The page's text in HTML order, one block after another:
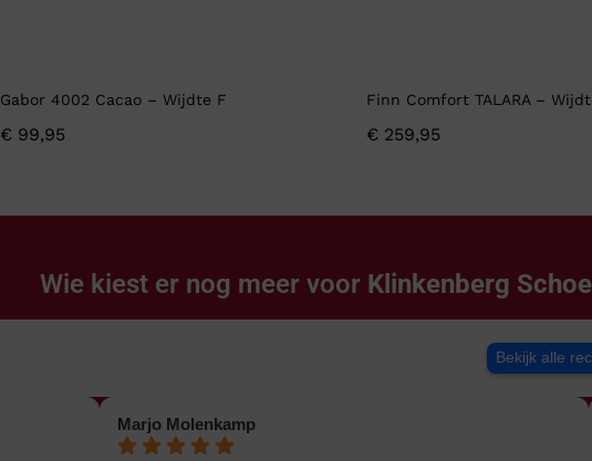
Gabor 4002 Cacao – Wijdte F
€ 99,95
Finn Comfort TALARA –
€ 259,95
Wie kiest er nog meer voor Klinkenberg
Bekijk alle
Marjo Molenkamp